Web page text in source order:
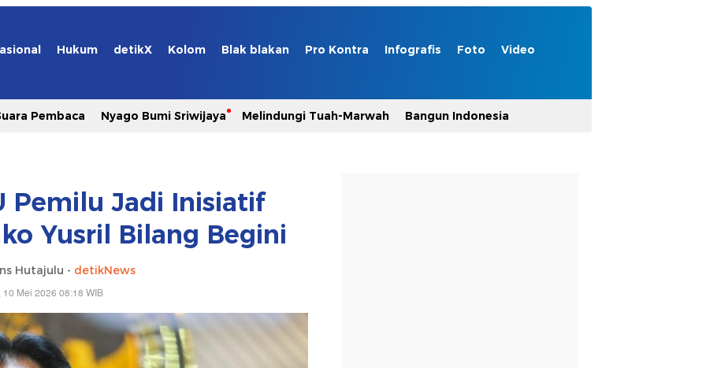
Hukum detikX Kolom Blak blakan Pro Kontra Infografis Foto Video
Pembaca Nyago Bumi Sriwijaya Melindungi Tuah-Marwah Bangun Indonesia
Pemilu Jadi Inisiatif
Yusril Bilang Begini
Hutajulu - detikNews
10 Mei 2026 08:18 WIB